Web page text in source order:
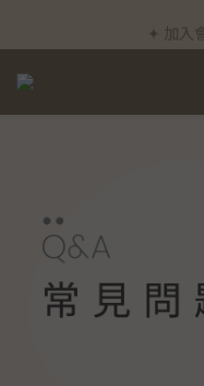
✦ 新
✦ 加入
✦ 通過德